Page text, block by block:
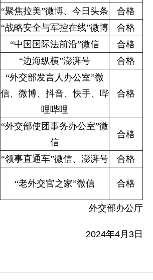
“聚焦拉美”微博、今日头条
合格
“战略安全与军控在线”微博
合格
“中国国际法前沿”微信
合格
“边海纵横”澎湃号 合格
“外交部发言人办公室”微
信、微博、抖音、快手、哔
哩哔哩
合格
“外交部使团事务办公室”微
信
合格
“领事直通车”微信、澎湃号 合格
“老外交官之家”微信 合格
外交部办公厅
2024年4月3日